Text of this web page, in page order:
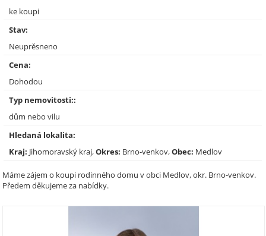
ke koupi
Stav:
Neuprěsneno
Cena:
Dohodou
Typ nemovitosti::
dům nebo vilu
Hledaná lokalita:
Kraj: Jihomoravský kraj,Okres: Brno-venkov,Obec: Medlov
Máme zájem o koupi rodinného domu v obci Medlov, okr. Brno-venkov.
Předem děkujeme za nabídky.